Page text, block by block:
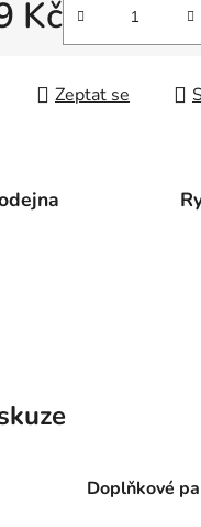
Kč
Zeptat se
Doplňkové